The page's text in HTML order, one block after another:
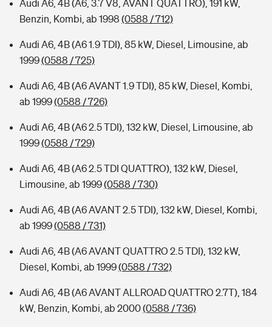
Audi A6, 4B (A6, 3.7 V8, AVANT QUATTRO), 191 kW,
Benzin, Kombi, ab 1998 (0588 / 712)
Audi A6, 4B (A6 1.9 TDI), 85 kW, Diesel, Limousine, ab
1999(0588 / 725)
Audi A6, 4B (A6 AVANT 1.9 TDI), 85 kW, Diesel, Kombi,
ab 1999(0588 / 726)
Audi A6, 4B (A6 2.5 TDI), 132 kW, Diesel, Limousine, ab
1999(0588 / 729)
Audi A6, 4B (A6 2.5 TDI QUATTRO), 132 kW, Diesel,
Limousine, ab 1999(0588 / 730)
Audi A6, 4B (A6 AVANT 2.5 TDI), 132 kW, Diesel, Kombi,
ab 1999(0588 / 731)
Audi A6, 4B (A6 AVANT QUATTRO 2.5 TDI), 132 kW,
Diesel, Kombi, ab 1999(0588 / 732)
Audi A6, 4B (A6 AVANT ALLROAD QUATTRO 2.7T), 184
kW, Benzin, Kombi, ab 2000(0588 / 736)